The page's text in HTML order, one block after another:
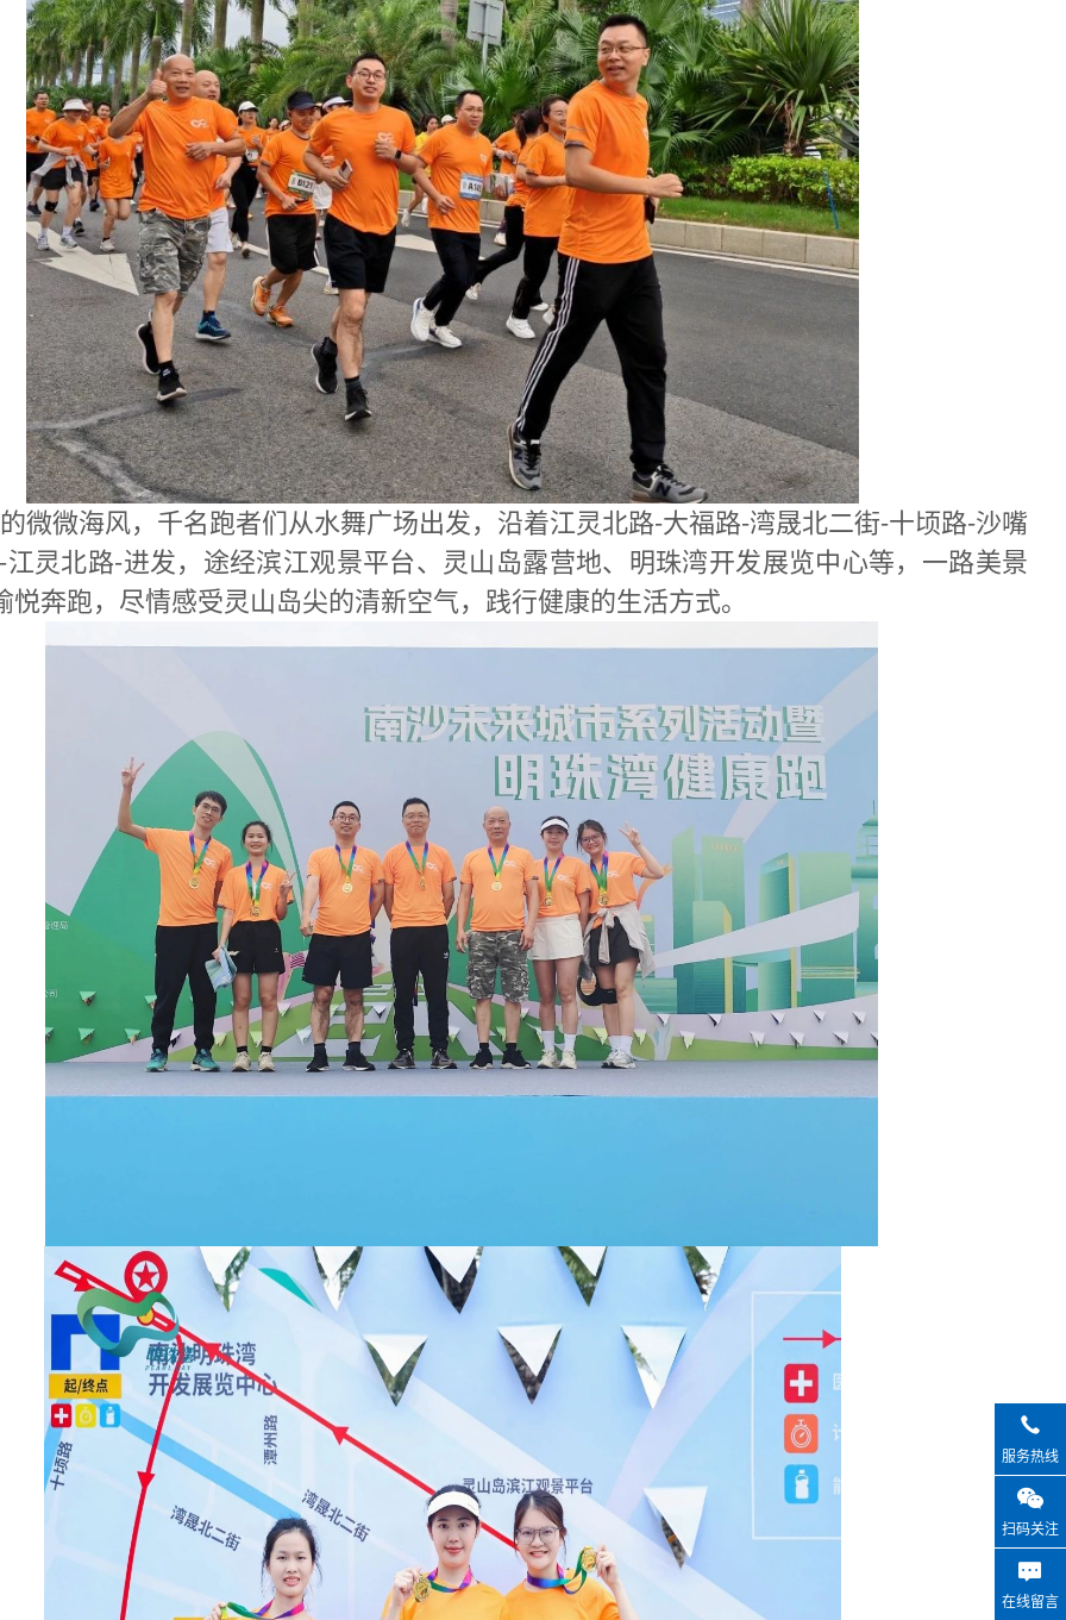
微微海风，千名跑者们从水舞广场出发，沿着江灵北路-大福路-湾晟北二街-十顷路-沙嘴
灵北路-进发，途经滨江观景平台、灵山岛露营地、明珠湾开发展览中心等，一路美景
悦奔跑，尽情感受灵山岛尖的清新空气，践行健康的生活方式。
服务热线
扫码关注
在线留言